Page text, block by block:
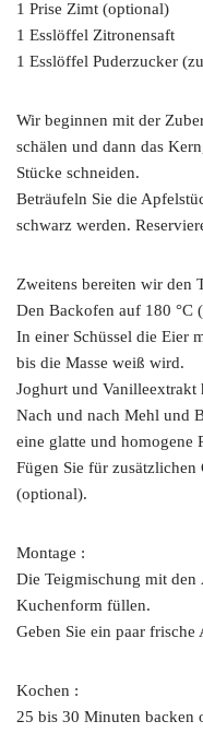
1 Prise Zimt (optional)
1 Esslöffel Zitronensaft
1 Esslöffel Puderzucker
Wir beginnen mit der
schälen und dann das
Stücke schneiden.
Beträufeln Sie die
schwarz werden.
Zweitens bereiten wir den
Den Backofen auf 180 °C
In einer Schüssel die Eier
bis die Masse weiß wird.
Joghurt und
Nach und nach Mehl und
eine glatte und homogene
Fügen Sie für
(optional).
Montage :
Die Teigmischung mit
Kuchenform füllen.
Geben Sie ein paar
Kochen :
25 bis 30 Minuten backen